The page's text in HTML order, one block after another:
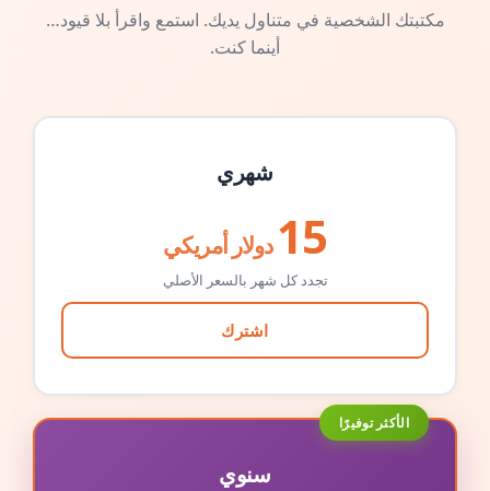
مكتبتك الشخصية في متناول يديك. استمع واقرأ بلا قيود…
أينما كنت.
شهري
15 دولار أمريكي
تجدد كل شهر بالسعر الأصلي
اشترك
الأكثر توفيرًا
سنوي